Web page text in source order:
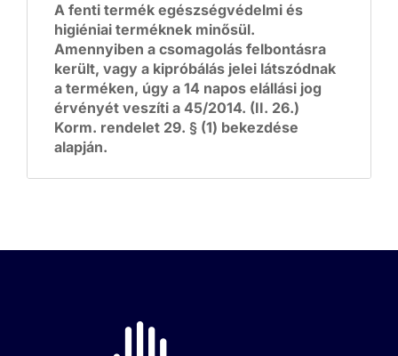
A fenti termék egészségvédelmi és
higiéniai terméknek minősül.
Amennyiben a csomagolás felbontásra
került, vagy a kipróbálás jelei látszódnak
a terméken, úgy a 14 napos elállási jog
érvényét veszíti a 45/2014. (II. 26.)
Korm. rendelet 29. § (1) bekezdése
alapján.